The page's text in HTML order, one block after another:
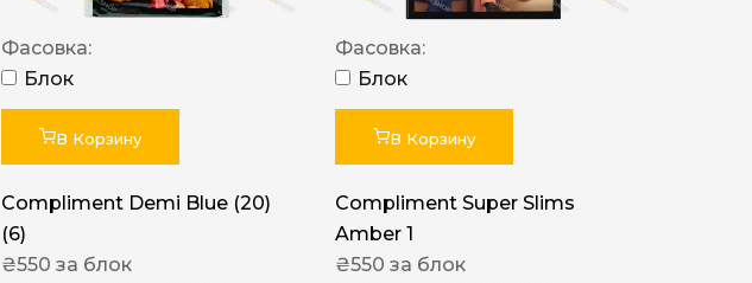
Фасовка:
Блок
В Корзину
Compliment Demi Blue (20)
(6)
₴550 за блок
Фасовка:
Блок
В Корзину
Compliment Super Slims
Amber 1
₴550 за блок